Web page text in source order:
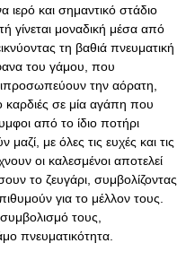
ιερό και σημαντικό στάδιο
γίνεται μοναδική μέσα από
τη βαθιά πνευματική
του γάμου, που
την αόρατη,
καρδιές σε μία αγάπη που
από το ίδιο ποτήρι
με όλες τις ευχές και τις
οι καλεσμένοι αποτελεί
το ζευγάρι, συμβολίζοντας
για το μέλλον τους.
συμβολισμό τους,
πνευματικότητα.